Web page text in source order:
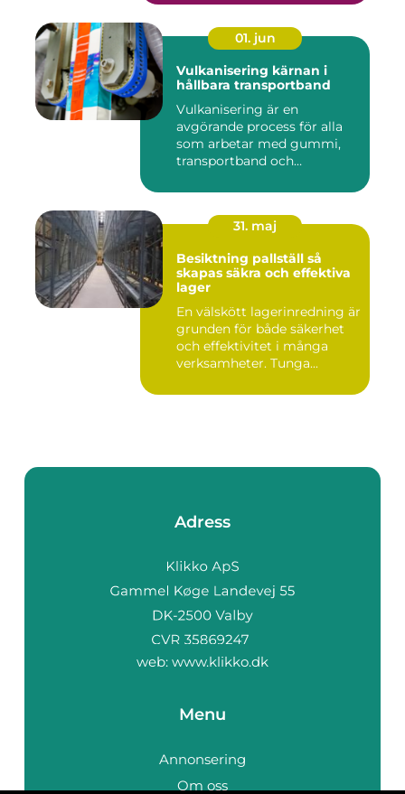
01. jun
Vulkanisering kärnan i
hållbara transportband
Vulkanisering är en
avgörande process för alla
som arbetar med gummi,
transportband och
31. maj
Besiktning pallställ så
skapas säkra och effektiva
lager
En välskött lagerinredning är
grunden för både säkerhet
och effektivitet i många
verksamheter. Tunga...
Adress
web: www.klikko.dk
Menu
Annonsering
Om oss